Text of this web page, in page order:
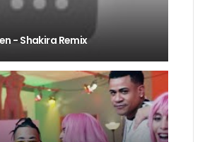
- Shakira Remix